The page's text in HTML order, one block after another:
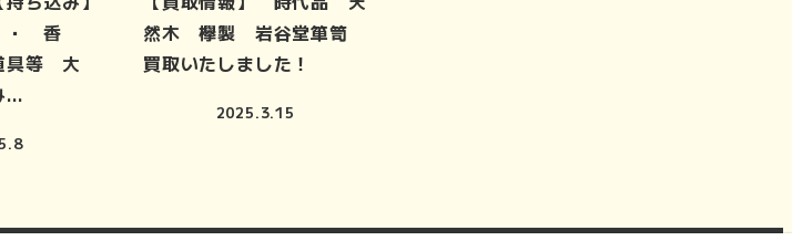
・ 香
等 大
…
然木 欅製 岩谷堂箪笥
買取いたしました！
2025.3.15